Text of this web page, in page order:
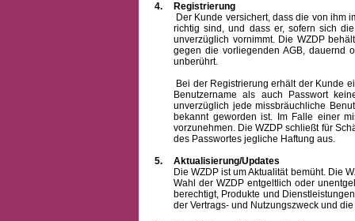
4.
Registrierung
Der Kunde versichert, dass die von ihm
richtig sind, und dass er, sofern sich
unverzüglich vornimmt. Die WZDP
gegen die vorliegenden AGB, dauernd
unberührt.
Bei der Registrierung erhält der Kunde
Benutzernameals auch Passwort
unverzüglich jede missbräuchliche
bekannt geworden ist. Im Falle einer
vorzunehmen. Die WZDP schließt für
des Passwortes jegliche Haftung aus.
5.
Aktualisierung/Updates
Die WZDP ist um Aktualität bemüht. Die
Wahl der WZDP entgeltlich oder
berechtigt, Produkte und
der Vertrags- und Nutzungszweck und